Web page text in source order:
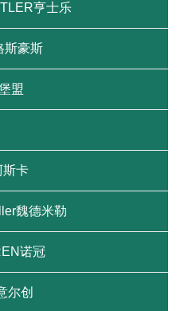
亨士乐
斯豪斯
盟
斯卡
魏德米勒
诺冠
尔创